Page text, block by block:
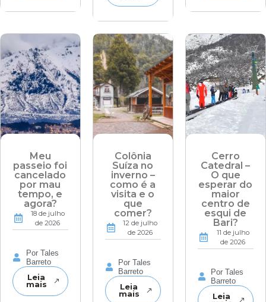
Meu
passeio foi
cancelado
por mau
tempo, e
agora?
18 de julho
de 2026
Por Tales
Barreto
Leia
mais
Colônia
Suíza no
inverno –
como é a
visita e o
que
comer?
12 de julho
de 2026
Por Tales
Barreto
Leia
mais
Cerro
Catedral –
O que
esperar do
maior
centro de
esqui de
Bari?
11 de julho
de 2026
Por Tales
Barreto
Leia